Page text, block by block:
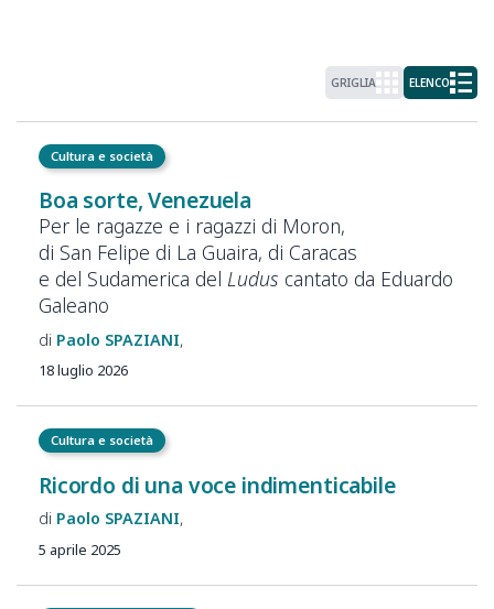
GRIGLIA ELENCO
Cultura e società
Boa sorte, Venezuela
Per le ragazze e i ragazzi di Moron,
di San Felipe di La Guaira, di Caracas
e del Sudamerica del Ludus cantato da Eduardo
Galeano
Paolo SPAZIANI
18 luglio 2026
Cultura e società
Ricordo di una voce indimenticabile
Paolo SPAZIANI
5 aprile 2025